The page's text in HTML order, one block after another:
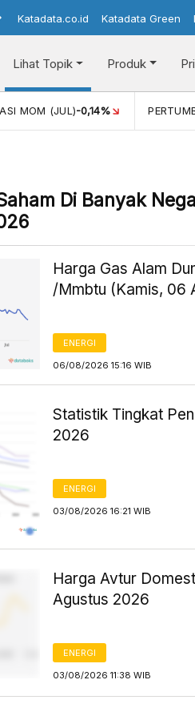
Katadata.co.id Katadata Green
Lihat Topik Produk
MOM (JUL)-0,14%
Di Banyak
Harga Gas Alam
/Mmbtu (Kamis, 06
ENERGI
06/08/2026 15:16 WIB
Statistik Tingkat
2026
ENERGI
03/08/2026 16:21 WIB
Harga Avtur
Agustus 2026
ENERGI
03/08/2026 11:38 WIB